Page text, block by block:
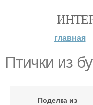
главная
Птички из
Поделка из